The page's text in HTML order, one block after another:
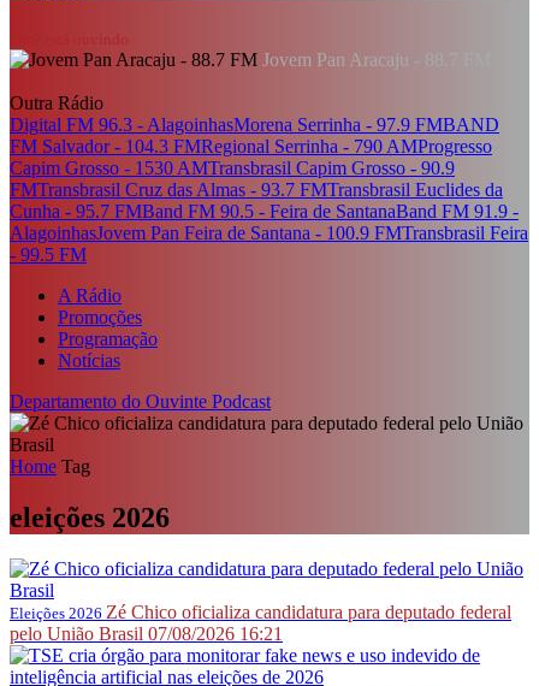
Você está ouvindo
Jovem Pan Aracaju - 88.7 FM
Outra Rádio
Digital FM 96.3 - AlagoinhasMorena Serrinha - 97.9 FMBAND
FM Salvador - 104.3 FMRegional Serrinha - 790 AMProgresso
Capim Grosso - 1530 AMTransbrasil Capim Grosso - 90.9
FMTransbrasil Cruz das Almas - 93.7 FMTransbrasil Euclides da
Cunha - 95.7 FMBand FM 90.5 - Feira de SantanaBand FM 91.9 -
AlagoinhasJovem Pan Feira de Santana - 100.9 FMTransbrasil Feira
- 99.5 FM
A Rádio
Promoções
Programação
Notícias
Departamento do Ouvinte Podcast
Home Tag
eleições 2026
Eleições 2026 Zé Chico oficializa candidatura para deputado federal
pelo União Brasil 07/08/2026 16:21